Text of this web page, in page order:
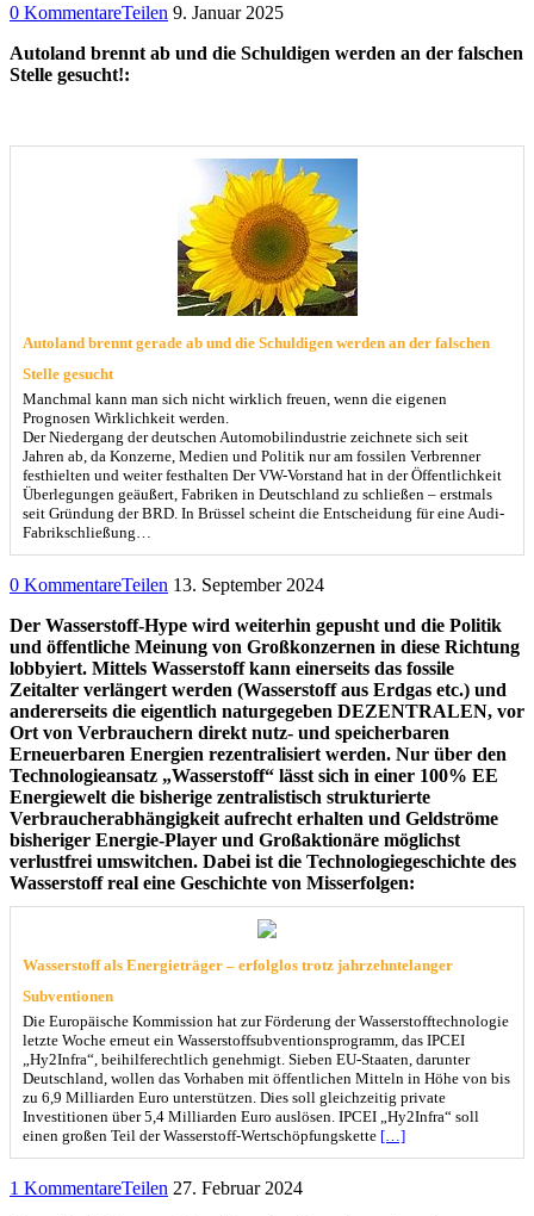
0 KommentareTeilen 9. Januar 2025
Autoland brennt ab und die Schuldigen werden an der falschen
Stelle gesucht!:
Autoland brennt gerade ab und die Schuldigen werden an der falschen
Stelle gesucht
Manchmal kann man sich nicht wirklich freuen, wenn die eigenen
Prognosen Wirklichkeit werden.
Der Niedergang der deutschen Automobilindustrie zeichnete sich seit
Jahren ab, da Konzerne, Medien und Politik nur am fossilen Verbrenner
festhielten und weiter festhalten Der VW-Vorstand hat in der Öffentlichkeit
Überlegungen geäußert, Fabriken in Deutschland zu schließen – erstmals
seit Gründung der BRD. In Brüssel scheint die Entscheidung für eine Audi-
Fabrikschließung…
0 KommentareTeilen 13. September 2024
Der Wasserstoff-Hype wird weiterhin gepusht und die Politik
und öffentliche Meinung von Großkonzernen in diese Richtung
lobbyiert. Mittels Wasserstoff kann einerseits das fossile
Zeitalter verlängert werden (Wasserstoff aus Erdgas etc.) und
andererseits die eigentlich naturgegeben DEZENTRALEN, vor
Ort von Verbrauchern direkt nutz- und speicherbaren
Erneuerbaren Energien rezentralisiert werden. Nur über den
Technologieansatz „Wasserstoff“ lässt sich in einer 100% EE
Energiewelt die bisherige zentralistisch strukturierte
Verbraucherabhängigkeit aufrecht erhalten und Geldströme
bisheriger Energie-Player und Großaktionäre möglichst
verlustfrei umswitchen. Dabei ist die Technologiegeschichte des
Wasserstoff real eine Geschichte von Misserfolgen:
Wasserstoff als Energieträger – erfolglos trotz jahrzehntelanger
Subventionen
Die Europäische Kommission hat zur Förderung der Wasserstofftechnologie
letzte Woche erneut ein Wasserstoffsubventionsprogramm, das IPCEI
„Hy2Infra“, beihilferechtlich genehmigt. Sieben EU-Staaten, darunter
Deutschland, wollen das Vorhaben mit öffentlichen Mitteln in Höhe von bis
zu 6,9 Milliarden Euro unterstützen. Dies soll gleichzeitig private
Investitionen über 5,4 Milliarden Euro auslösen. IPCEI „Hy2Infra“ soll
einen großen Teil der Wasserstoff-Wertschöpfungskette […]
1 KommentareTeilen 27. Februar 2024